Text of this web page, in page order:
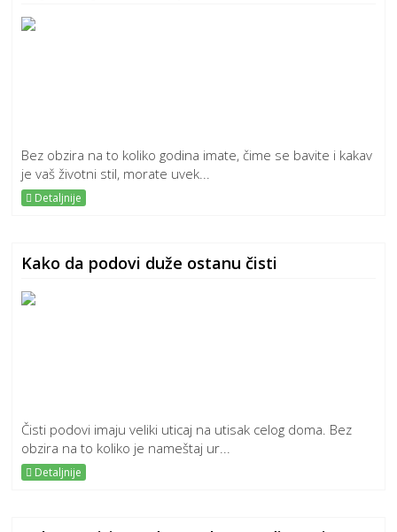
Bez obzira na to koliko godina imate, čime se bavite i kakav
je vaš životni stil, morate uvek...
Detaljnije
Kako da podovi duže ostanu čisti
Čisti podovi imaju veliki uticaj na utisak celog doma. Bez
obzira na to koliko je nameštaj ur...
Detaljnije